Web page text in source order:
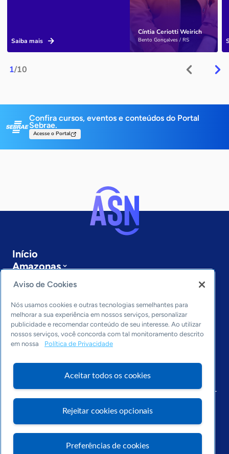
1/10
Cíntia Ceriotti Weirich
Bento Gonçalves / RS
Saiba mais
Confira cursos, eventos e conteúdos do Portal
Sebrae.
Acesse o Portal
Início
Amazonas
Sobre a ASN
Últimas notícias
Entre em contato
Editorias
Economia & Política
Inovação & Tecnologia
Cultura empreendedora
Arquivo
Aviso de Cookies
Nós usamos cookies e outras tecnologias semelhantes para
melhorar a sua experiência em nossos serviços, personalizar
publicidade e recomendar conteúdo de seu interesse. Ao utilizar
nossos serviços, você concorda com tal monitoramento descrito
em nossa
Política de Privacidade
Aceitar todos os cookies
Rejeitar cookies opcionais
Preferências de cookies